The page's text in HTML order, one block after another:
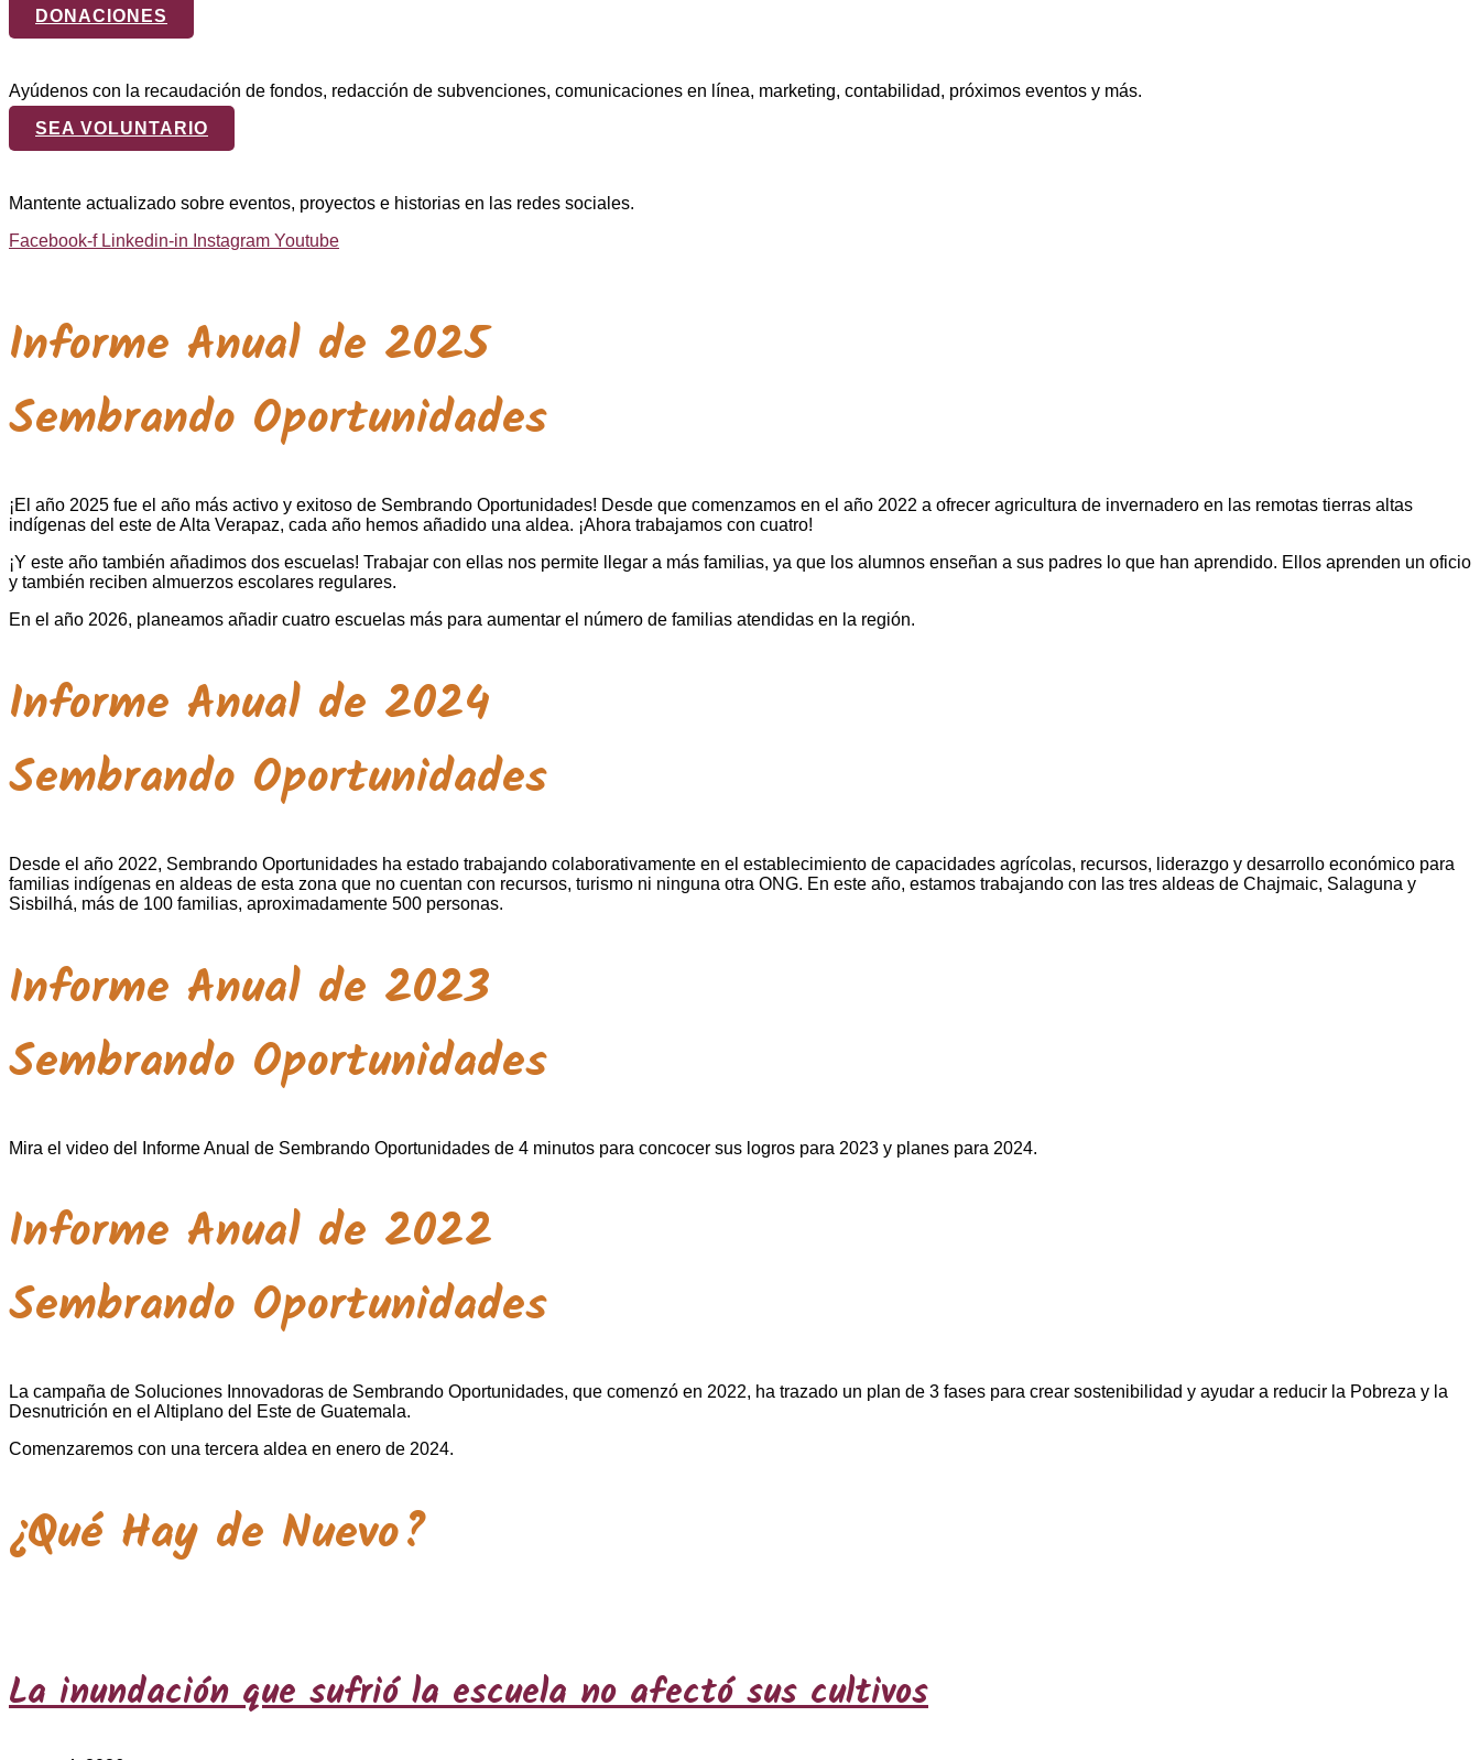
DONACIONES
Ayúdenos con la recaudación de fondos, redacción de subvenciones, comunicaciones en línea, marketing, contabilidad, próximos eventos y más.
SEA VOLUNTARIO
Mantente actualizado sobre eventos, proyectos e historias en las redes sociales.
Facebook-f Linkedin-in Instagram Youtube
Informe Anual de 2025
Sembrando Oportunidades
¡El año 2025 fue el año más activo y exitoso de Sembrando Oportunidades! Desde que comenzamos en el año 2022 a ofrecer agricultura de invernadero en las remotas tierras altas
indígenas del este de Alta Verapaz, cada año hemos añadido una aldea. ¡Ahora trabajamos con cuatro!
¡Y este año también añadimos dos escuelas! Trabajar con ellas nos permite llegar a más familias, ya que los alumnos enseñan a sus padres lo que han aprendido. Ellos aprenden un oficio
y también reciben almuerzos escolares regulares.
En el año 2026, planeamos añadir cuatro escuelas más para aumentar el número de familias atendidas en la región.
Informe Anual de 2024
Sembrando Oportunidades
Desde el año 2022, Sembrando Oportunidades ha estado trabajando colaborativamente en el establecimiento de capacidades agrícolas, recursos, liderazgo y desarrollo económico para
familias indígenas en aldeas de esta zona que no cuentan con recursos, turismo ni ninguna otra ONG. En este año, estamos trabajando con las tres aldeas de Chajmaic, Salaguna y
Sisbilhá, más de 100 familias, aproximadamente 500 personas.
Informe Anual de 2023
Sembrando Oportunidades
Mira el video del Informe Anual de Sembrando Oportunidades de 4 minutos para concocer sus logros para 2023 y planes para 2024.
Informe Anual de 2022
Sembrando Oportunidades
La campaña de Soluciones Innovadoras de Sembrando Oportunidades, que comenzó en 2022, ha trazado un plan de 3 fases para crear sostenibilidad y ayudar a reducir la Pobreza y la
Desnutrición en el Altiplano del Este de Guatemala.
Comenzaremos con una tercera aldea en enero de 2024.
¿Qué Hay de Nuevo?
La inundación que sufrió la escuela no afectó sus cultivos